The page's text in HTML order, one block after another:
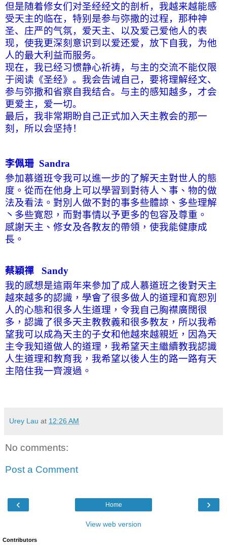
但是随着修女们对圣经经文的剖析，我越来越能感
受天主的临在，特别是参与弥撒的过程，那种神
圣、庄严的气氛，爱天主、以及爱己爱他人的表
现，使我更深刻意识到以爱还爱，放下自我，为他
人的最大利益而服务。
现在，我已经习惯静心祈祷，与主的交流不能仅限
于阅读《圣经》。我会告诫自己，要将理解经文、
参与弥撒和省察自我结合。与主的感知越多，才会
更爱主，爱一切。
最后，我非常期盼自己正式加入天主教会的那一
刻，所以会坚持！
李佩珊 Sandra
參加慕道班令我可以進一步的了解天主對世人的態
度。從而在他身上可以學習到對待人丶事、物的做
法及看法。對別人做不對的事多些體諒、多些理解
丶多些寛恕，而對事情以予更多的包容及尊重。
感謝天主、修女及各教友的帶領，使我能健康成
長。
蔡穎禪
Sandy
我的感想是這兩年来參加了成人慕道班之後對天主
越來越多的認識，學會了很多做人的道理和寬恕別
人的心態和很多人生道理，令我自己胸襟廣闊很
多，認識了很多天主教教義和很多教友，所以我希
望我可以成為天主的子女和他越來越親近，因為天
主令我知道做人的道理，我希望天主繼續教我認識
人生道理和教育我，我希望以後人生的路一路有天
主陪住我一齊渡過。
Urey Lau at 12:26 AM
No comments:
Post a Comment
‹ ›
Home
View web version
Contributors